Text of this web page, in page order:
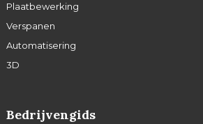
Plaatbewerking
Verspanen
Automatisering
3D
Bedrijvengids